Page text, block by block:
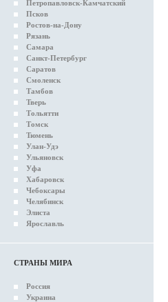
Петропавловск-Камчатский
Псков
Ростов-на-Дону
Рязань
Самара
Санкт-Петербург
Саратов
Смоленск
Тамбов
Тверь
Тольятти
Томск
Тюмень
Улан-Удэ
Ульяновск
Уфа
Хабаровск
Чебоксары
Челябинск
Элиста
Ярославль
СТРАНЫ МИРА
Россия
Украина